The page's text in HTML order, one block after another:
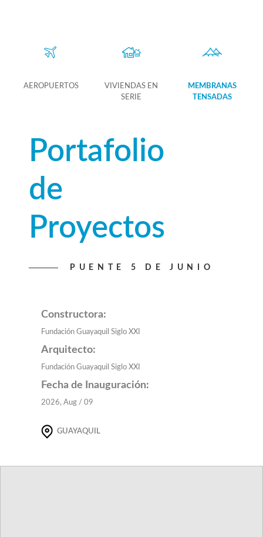
AEROPUERTOS
VIVIENDAS EN
SERIE
MEMBRANAS
TENSADAS
Portafolio
de
Proyectos
PUENTE 5 DE JUNIO
Constructora:
Fundación Guayaquil Siglo XXI
Arquitecto:
Fundación Guayaquil Siglo XXI
Fecha de Inauguración:
2026, Aug / 09
GUAYAQUIL